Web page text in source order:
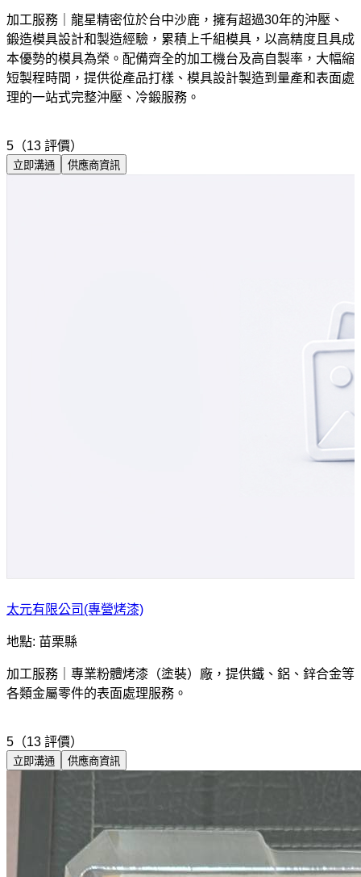
加工服務｜龍星精密位於台中沙鹿，擁有超過30年的沖壓、
鍛造模具設計和製造經驗，累積上千組模具，以高精度且具成
本優勢的模具為榮。配備齊全的加工機台及高自製率，大幅縮
短製程時間，提供從產品打樣、模具設計製造到量產和表面處
理的一站式完整沖壓、冷鍛服務。
5（13 評價）
立即溝通 供應商資訊
太元有限公司(專營烤漆)
地點: 苗栗縣
加工服務｜專業粉體烤漆（塗裝）廠，提供鐵、鋁、鋅合金等
各類金屬零件的表面處理服務。
5（13 評價）
立即溝通 供應商資訊